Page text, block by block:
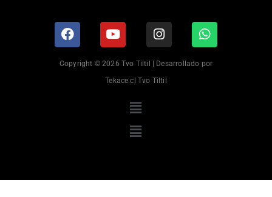
Copyright © 2026 Tvo Tiltil | Desarrollado por
Tekace.cl Tvo Tiltil